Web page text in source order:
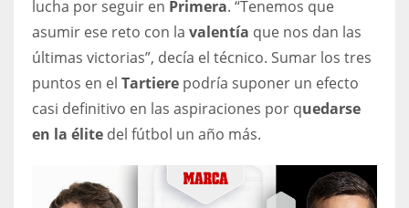
lucha por seguir en Primera. “Tenemos que
asumir ese reto con la valentía que nos dan las
últimas victorias”, decía el técnico. Sumar los tres
puntos en el Tartiere podría suponer un efecto
casi definitivo en las aspiraciones por quedarse
en la élite del fútbol un año más.